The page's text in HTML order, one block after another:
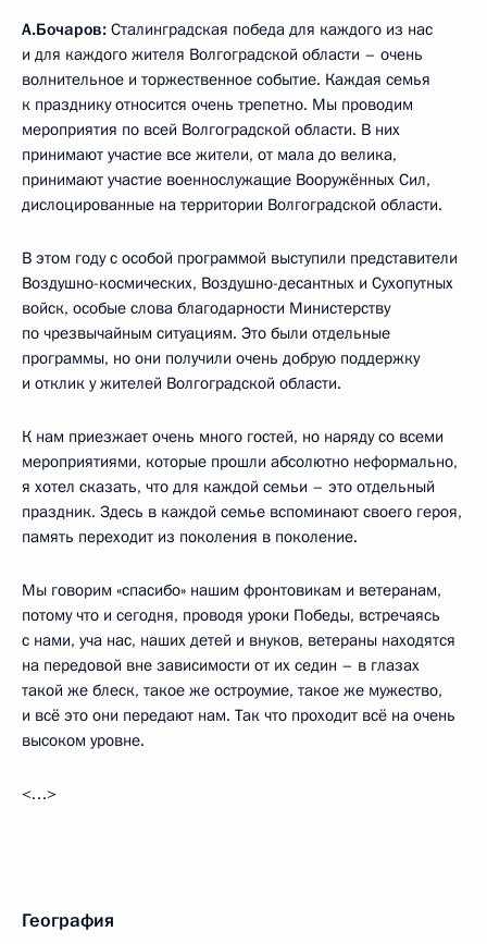
А.Бочаров: Сталинградская победа для каждого из нас
и для каждого жителя Волгоградской области – очень
волнительное и торжественное событие. Каждая семья
к празднику относится очень трепетно. Мы проводим
мероприятия по всей Волгоградской области. В них
принимают участие все жители, от мала до велика,
принимают участие военнослужащие Вооружённых Сил,
дислоцированные на территории Волгоградской области.
В этом году с особой программой выступили представители
Воздушно-космических, Воздушно-десантных и Сухопутных
войск, особые слова благодарности Министерству
по чрезвычайным ситуациям. Это были отдельные
программы, но они получили очень добрую поддержку
и отклик у жителей Волгоградской области.
К нам приезжает очень много гостей, но наряду со всеми
мероприятиями, которые прошли абсолютно неформально,
я хотел сказать, что для каждой семьи – это отдельный
праздник. Здесь в каждой семье вспоминают своего героя,
память переходит из поколения в поколение.
Мы говорим «спасибо» нашим фронтовикам и ветеранам,
потому что и сегодня, проводя уроки Победы, встречаясь
с нами, уча нас, наших детей и внуков, ветераны находятся
на передовой вне зависимости от их седин – в глазах
такой же блеск, такое же остроумие, такое же мужество,
и всё это они передают нам. Так что проходит всё на очень
высоком уровне.
<…>
География